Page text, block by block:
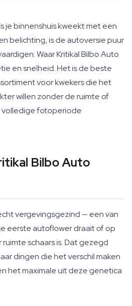
je binnenshuis kweekt met een
belichting, is de autoversie puur
Waar Kritikal Bilbo Auto
en snelheid. Het is de beste
voor kwekers die het
willen zonder de ruimte of
volledige fotoperiode
Bilbo Auto
vergevingsgezind — een van
eerste autoflower draait of op
schaars is. Dat gezegd
dingen die het verschil maken
het maximale uit deze genetica